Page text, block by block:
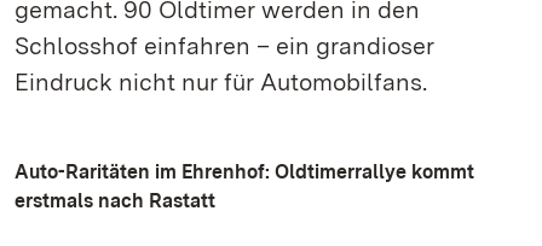
gemacht. 90 Oldtimer werden in den
Schlosshof einfahren – ein grandioser
Eindruck nicht nur für Automobilfans.
Auto-Raritäten im Ehrenhof: Oldtimerrallye kommt
erstmals nach Rastatt